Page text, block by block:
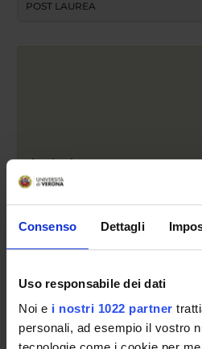
Consenso Dettagli
Uso responsabile dei dati
Noi e i nostri 1022 partner
personali, ad esempio il vostro
POST LAUREA
Academic year
search
Course name
search